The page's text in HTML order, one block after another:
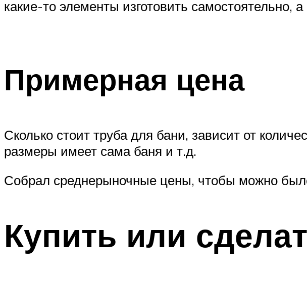
какие-то элементы изготовить самостоятельно,
Примерная цена
Сколько стоит труба для бани, зависит от
размеры имеет сама баня и т.д.
Собрал среднерыночные цены, чтобы можно
Купить или